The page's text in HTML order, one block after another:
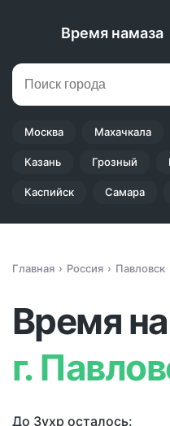
Время намаза
Москва Махачкала
Казань Грозный
Каспийск Самара
Главная Россия Павловск
Время
г.
До Зухр осталось: